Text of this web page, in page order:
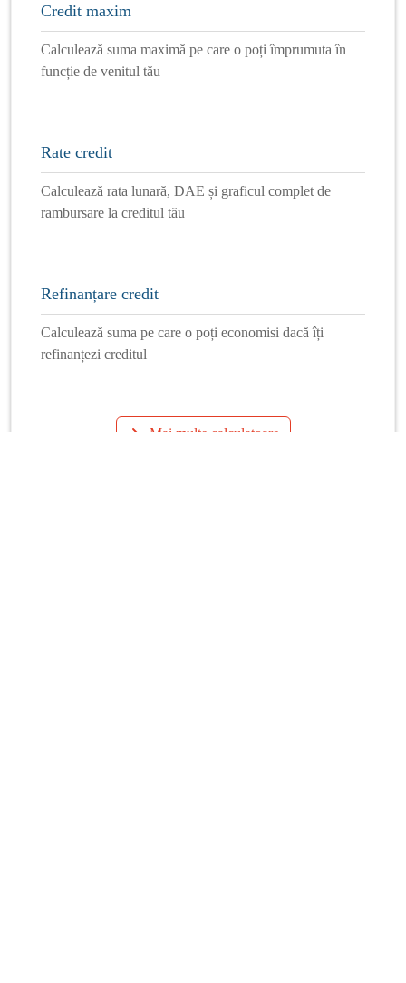
Credit maxim
Calculează suma maximă pe care o poți împrumuta în
funcție de venitul tău
Rate credit
Calculează rata lunară, DAE și graficul complet de
rambursare la creditul tău
Refinanțare credit
Calculează suma pe care o poți economisi dacă îți
refinanțezi creditul
Mai multe calculatoare